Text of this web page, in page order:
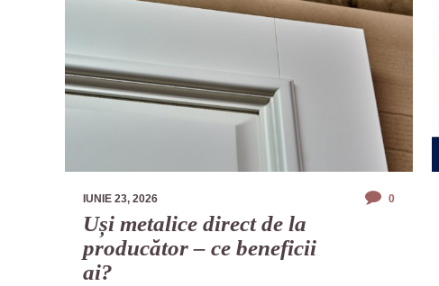
IUNIE 23, 2026 0
Uși metalice direct de la
producător – ce beneficii
ai?